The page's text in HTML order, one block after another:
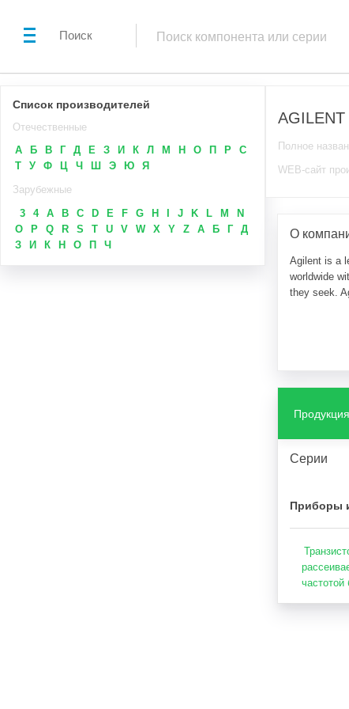
Поиск
Список производителей
Отечественные
А
Б В Г Д Е З И К Л М Н О П Р
С
Т
У Ф Ц Ч Ш Э Ю
Я
Зарубежные
3
4 A B C D E F G H J K L M
N
O
P Q R S T U V W X Y Z А Б Г
Д
З
И К Н О П Ч
Полное
WEB-сайт
О
Agilent is a
worldwide
they seek.
Продукция
Серии
Приборы